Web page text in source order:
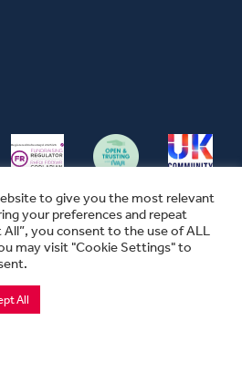
YN ELUSEN GOFRESTREDIG YN
to give you the most relevant
your preferences and repeat
All”, you consent to the use of ALL
may visit "Cookie Settings" to
All